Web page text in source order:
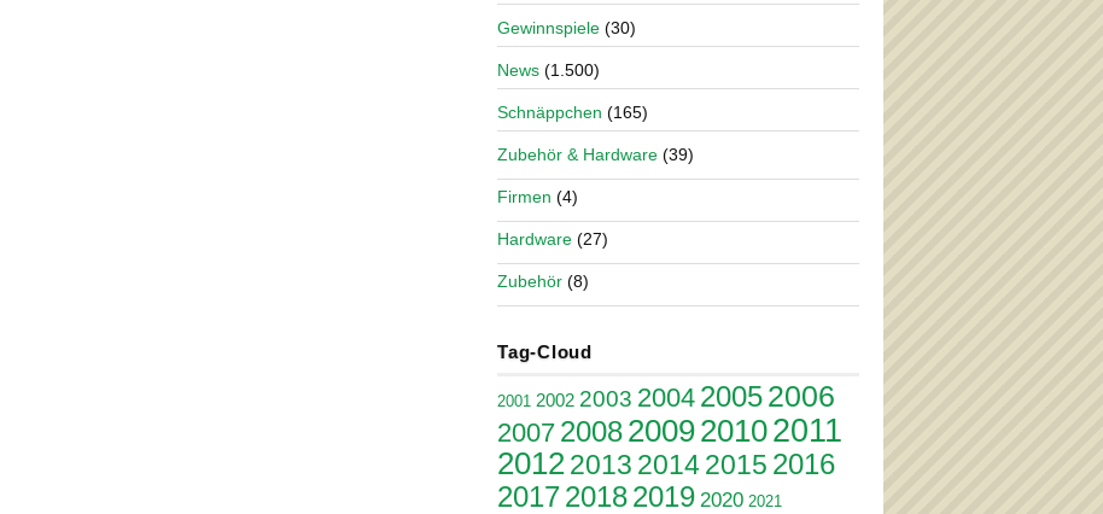
Gewinnspiele (30)
News (1.500)
Schnäppchen (165)
Zubehör & Hardware (39)
Firmen (4)
Hardware (27)
Zubehör (8)
Tag-Cloud
2001 2002 2003 2004 20052006
2007 2008200920102011
20122013 20142015 2016
201720182019 2020 2021